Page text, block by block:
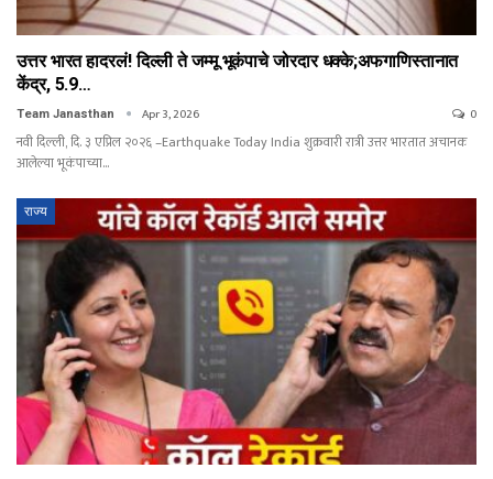
उत्तर भारत हादरलं! दिल्ली ते जम्मू भूकंपाचे जोरदार धक्के;अफगाणिस्तानात
केंद्र, 5.9…
Team Janasthan Apr 3, 2026 0
नवी दिल्ली, दि. ३ एप्रिल २०२६ –Earthquake Today India शुक्रवारी रात्री उत्तर भारतात अचानक
आलेल्या भूकंपाच्या…
राज्य